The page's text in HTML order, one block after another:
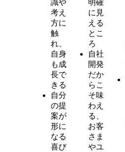
識や
考え
方に
触
れ、
自身
も成
長で
きる
自分
の提
案が
形に
なる
喜び
明確
に見
える
とこ
ろ
自社
開発
だか
らこ
そ味
わえ
る、
お客
さま
やユ